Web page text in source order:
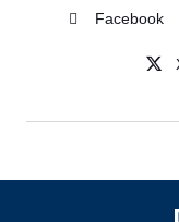
Facebook